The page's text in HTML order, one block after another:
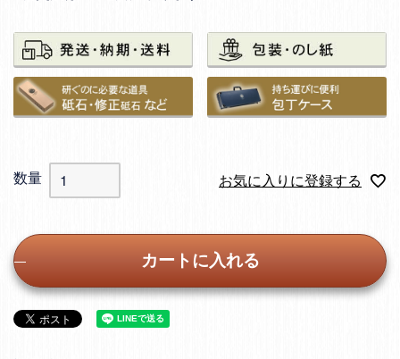
お気に入りに登録する
カートに入れる